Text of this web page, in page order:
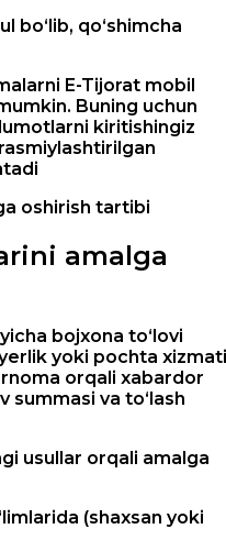
bo‘lib, qo‘shimcha
E-Tijorat mobil
Buning uchun
kiritishingiz
oshirish tartibi
amalga
bojxona to‘lovi
yoki pochta xizmati
orqali xabardor
summasi va to‘lash
usullar orqali amalga
(shaxsan yoki